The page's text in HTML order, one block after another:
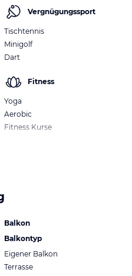
Vergnügungssport
Tischtennis
Minigolf
Dart
Fitness
Yoga
Aerobic
Fitness Kurse
Balkon
Balkontyp
Eigener Balkon
Terrasse